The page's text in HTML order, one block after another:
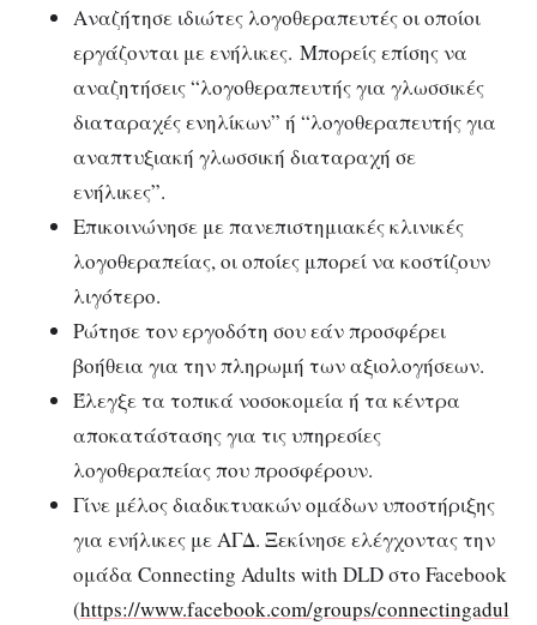
Αναζήτησε ιδιώτες λογοθεραπευτές οι οποίοι
εργάζονται με ενήλικες. Μπορείς επίσης να
αναζητήσεις “λογοθεραπευτής για γλωσσικές
διαταραχές ενηλίκων” ή “λογοθεραπευτής για
αναπτυξιακή γλωσσική διαταραχή σε
ενήλικες”.
Επικοινώνησε με πανεπιστημιακές κλινικές
λογοθεραπείας, οι οποίες μπορεί να κοστίζουν
λιγότερο.
Ρώτησε τον εργοδότη σου εάν προσφέρει
βοήθεια για την πληρωμή των αξιολογήσεων.
Έλεγξε τα τοπικά νοσοκομεία ή τα κέντρα
αποκατάστασης για τις υπηρεσίες
λογοθεραπείας που προσφέρουν.
Γίνε μέλος διαδικτυακών ομάδων υποστήριξης
για ενήλικες με ΑΓΔ. Ξεκίνησε ελέγχοντας την
ομάδα Connecting Adults with DLD στο Facebook
(https://www.facebook.com/groups/connectingadul